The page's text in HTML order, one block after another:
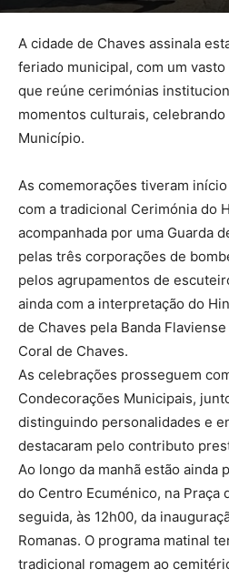
A cidade de Chaves assinala
feriado municipal, com um
que reúne cerimónias
momentos culturais, celebrando
Município.
As comemorações tiveram
com a tradicional Cerimónia do
acompanhada por uma Guarda
pelas três corporações de
pelos agrupamentos de
ainda com a interpretação do
de Chaves pela Banda Flaviense
Coral de Chaves.
As celebrações prosseguem
Condecorações Municipais,
distinguindo personalidades e
destacaram pelo contributo
Ao longo da manhã estão ainda
do Centro Ecuménico, na Praça
seguida, às 12h00, da
Romanas. O programa matinal
tradicional romagem ao